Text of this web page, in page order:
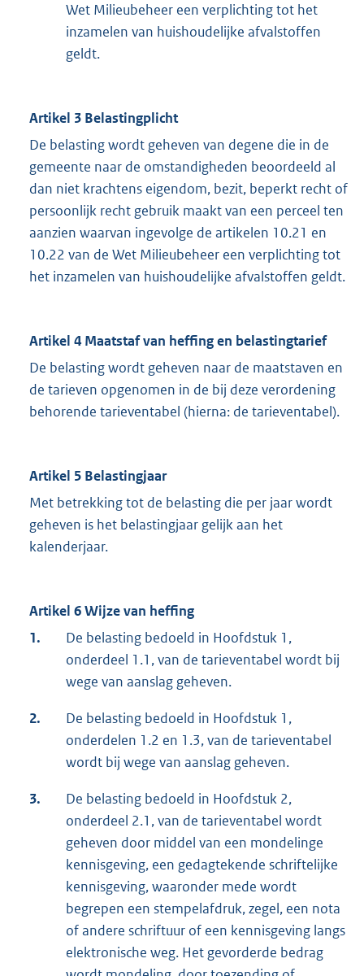
Wet Milieubeheer een verplichting tot het
inzamelen van huishoudelijke afvalstoffen
geldt.
Artikel 3 Belastingplicht
De belasting wordt geheven van degene die in de
gemeente naar de omstandigheden beoordeeld al
dan niet krachtens eigendom, bezit, beperkt recht of
persoonlijk recht gebruik maakt van een perceel ten
aanzien waarvan ingevolge de artikelen 10.21 en
10.22 van de Wet Milieubeheer een verplichting tot
het inzamelen van huishoudelijke afvalstoffen geldt.
Artikel 4 Maatstaf van heffing en belastingtarief
De belasting wordt geheven naar de maatstaven en
de tarieven opgenomen in de bij deze verordening
behorende tarieventabel (hierna: de tarieventabel).
Artikel 5 Belastingjaar
Met betrekking tot de belasting die per jaar wordt
geheven is het belastingjaar gelijk aan het
kalenderjaar.
Artikel 6 Wijze van heffing
1.
De belasting bedoeld in Hoofdstuk 1,
onderdeel 1.1, van de tarieventabel wordt bij
wege van aanslag geheven.
2.
De belasting bedoeld in Hoofdstuk 1,
onderdelen 1.2 en 1.3, van de tarieventabel
wordt bij wege van aanslag geheven.
3.
De belasting bedoeld in Hoofdstuk 2,
onderdeel 2.1, van de tarieventabel wordt
geheven door middel van een mondelinge
kennisgeving, een gedagtekende schriftelijke
kennisgeving, waaronder mede wordt
begrepen een stempelafdruk, zegel, een nota
of andere schriftuur of een kennisgeving langs
elektronische weg. Het gevorderde bedrag